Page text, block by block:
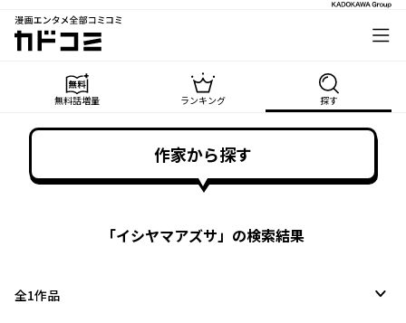
漫画エンタメ全部コミコミ
カドコミ
無料話増量 ランキング 探す
作家から探す
「イシヤマアズサ」の検索結果
全1作品